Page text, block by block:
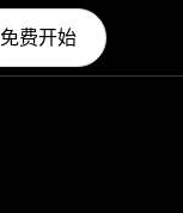
免费开始